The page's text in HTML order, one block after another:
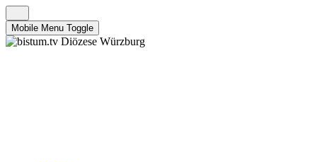
Mobile Menu Toggle